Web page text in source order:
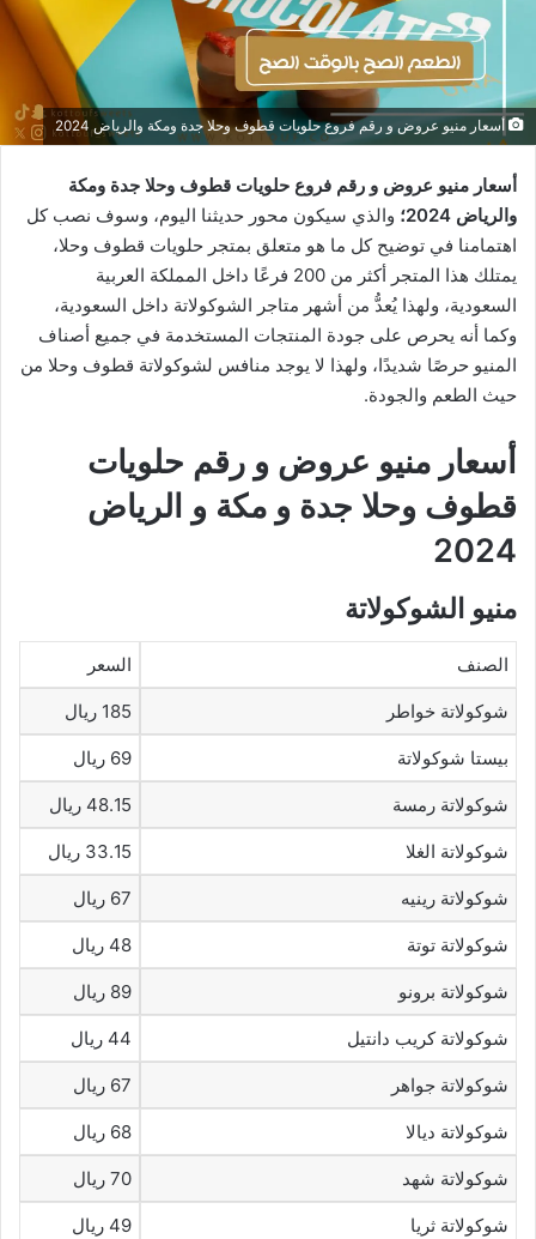
أسعار منيو عروض و رقم فروع حلويات قطوف وحلا جدة ومكة والرياض 2024
أسعار منيو عروض و رقم فروع حلويات قطوف وحلا جدة ومكة
والرياض 2024؛
والذي سيكون محور حديثنا اليوم، وسوف نصب كل
اهتمامنا في توضيح كل ما هو متعلق بمتجر حلويات قطوف وحلا،
يمتلك هذا المتجر أكثر من 200 فرعًا داخل المملكة العربية
السعودية، ولهذا يُعدُّ من أشهر متاجر الشوكولاتة داخل السعودية،
وكما أنه يحرص على جودة المنتجات المستخدمة في جميع أصناف
المنيو حرصًا شديدًا، ولهذا لا يوجد منافس لشوكولاتة قطوف وحلا من
حيث الطعم والجودة.
أسعار منيو عروض و رقم حلويات
قطوف وحلا جدة و مكة و الرياض
2024
منيو الشوكولاتة
الصنف السعر
شوكولاتة خواطر 185 ريال
بيستا شوكولاتة 69 ريال
شوكولاتة رمسة 48.15 ريال
شوكولاتة الغلا 33.15 ريال
شوكولاتة رينيه 67 ريال
شوكولاتة توتة 48 ريال
شوكولاتة برونو 89 ريال
شوكولاتة كريب دانتيل 44 ريال
شوكولاتة جواهر 67 ريال
شوكولاتة ديالا 68 ريال
شوكولاتة شهد 70 ريال
شوكولاتة ثريا 49 ريال